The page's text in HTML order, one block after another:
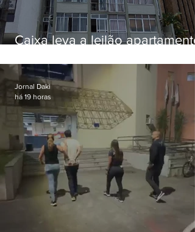
Caixa leva a leilão apartamento
Botafogo
Jornal Daki
há 19 horas